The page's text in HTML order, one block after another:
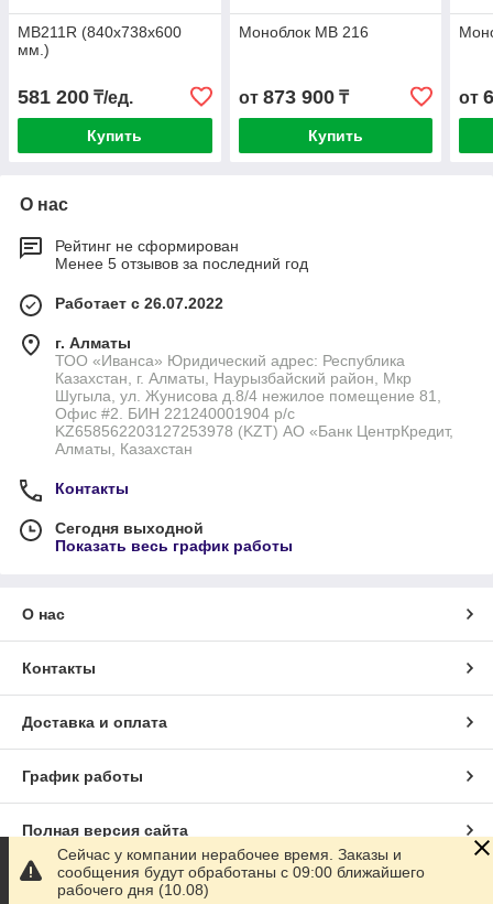
MB211R (840x738x600
мм.)
581 200 ₸/ед.
Купить
Моноблок MB 216
от 873 900₸
Купить
от
О нас
Рейтинг не сформирован
Менее 5 отзывов за последний год
Работает с 26.07.2022
г. Алматы
ТОО «Иванса» Юридический адрес: Республика
Казахстан, г. Алматы, Наурызбайский район, Мкр
Шугыла, ул. Жунисова д.8/4 нежилое помещение 81,
Офис #2. БИН 221240001904 р/с
KZ658562203127253978 (KZT) АО «Банк ЦентрКредит,
Алматы, Казахстан
Контакты
Сегодня выходной
Показать весь график работы
О нас
Контакты
Доставка и оплата
График работы
Полная версия сайта
Сайт создан на маркетплейсе
Сейчас у компании нерабочее время. Заказы и
сообщения будут обработаны с 09:00 ближайшего
рабочего дня (10.08)